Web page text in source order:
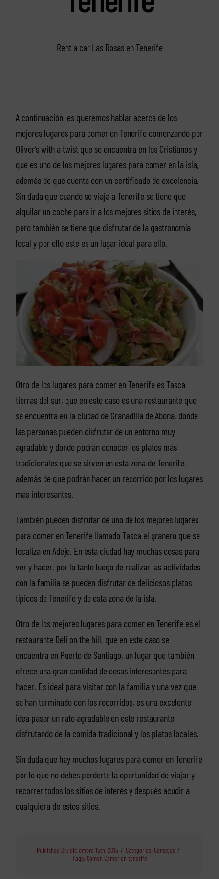
Rent a car Las Rosas en Tenerife
A continuación les queremos hablar acerca de los
mejores lugares para comer en Tenerife comenzando por
Oliver’s with a twist que se encuentra en los Cristianos y
que es uno de los mejores lugares para comer en la isla,
además de que cuenta con un certificado de excelencia.
Sin duda que cuando se viaja a Tenerife se tiene que
alquilar un coche para ir a los mejores sitios de interés,
pero también se tiene que disfrutar de la gastronomía
local y por ello este es un lugar ideal para ello.
Otro de los lugares para comer en Tenerife es Tasca
tierras del sur, que en este caso es una restaurante que
se encuentra en la ciudad de Granadilla de Abona, donde
las personas pueden disfrutar de un entorno muy
agradable y donde podrán conocer los platos más
tradicionales que se sirven en esta zona de Tenerife,
además de que podrán hacer un recorrido por los lugares
más interesantes.
También pueden disfrutar de uno de los mejores lugares
para comer en Tenerife llamado Tasca el granero que se
localiza en Adeje. En esta ciudad hay muchas cosas para
ver y hacer, por lo tanto luego de realizar las actividades
con la familia se pueden disfrutar de deliciosos platos
típicos de Tenerife y de esta zona de la isla.
Otro de los mejores lugares para comer en Tenerife es el
restaurante Deli on the hill, que en este caso se
encuentra en Puerto de Santiago, un lugar que también
ofrece una gran cantidad de cosas interesantes para
hacer. Es ideal para visitar con la familia y una vez que
se han terminado con los recorridos, es una excelente
idea pasar un rato agradable en este restaurante
disfrutando de la comida tradicional y los platos locales.
Sin duda que hay muchos lugares para comer en Tenerife
por lo que no debes perderte la oportunidad de viajar y
recorrer todos los sitios de interés y después acudir a
cualquiera de estos sitios.
Published On: diciembre 15th, 2015 / Categories: Consejos /
Tags: Comer, Comer en tenerife